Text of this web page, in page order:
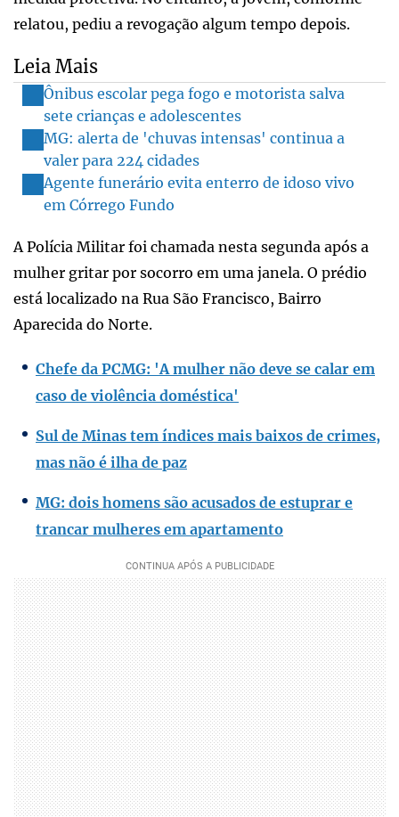
relatou, pediu a revogação algum tempo depois.
Leia Mais
Ônibus escolar pega fogo e motorista salva
sete crianças e adolescentes
MG: alerta de 'chuvas intensas' continua a
valer para 224 cidades
Agente funerário evita enterro de idoso vivo
em Córrego Fundo
A Polícia Militar foi chamada nesta segunda após a
mulher gritar por socorro em uma janela. O prédio
está localizado na Rua São Francisco, Bairro
Aparecida do Norte.
Chefe da PCMG: 'A mulher não deve se calar em
caso de violência doméstica'
Sul de Minas tem índices mais baixos de crimes,
mas não é ilha de paz
MG: dois homens são acusados de estuprar e
trancar mulheres em apartamento